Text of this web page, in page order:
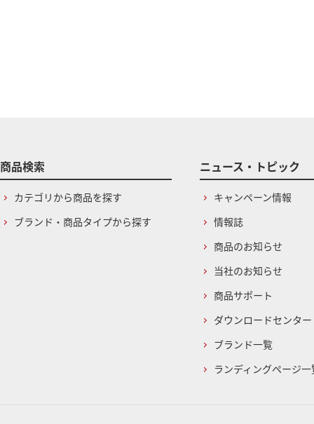
商品検索
カテゴリから商品を探す
ブランド・商品タイプから探す
ニュース・トピック
キャンペーン情報
情報誌
商品のお知らせ
当社のお知らせ
商品サポート
ダウンロードセンター
ブランド一覧
ランディングページ一